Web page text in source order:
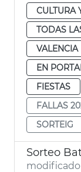
CULTURA
TODAS
VALENCIA
EN
FIESTAS
FALLAS
SORTEIG
Sorteo